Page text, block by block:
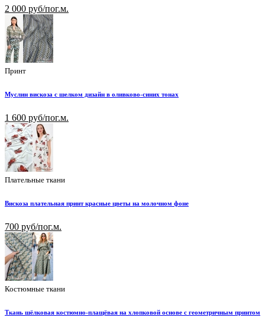
2 000 руб/пог.м.
Принт
Муслин вискоза с шелком дизайн в оливково-синих тонах
1 600 руб/пог.м.
Плательные ткани
Вискоза плательная принт красные цветы на молочном фоне
700 руб/пог.м.
Костюмные ткани
Ткань шёлковая костюмно-плащёвая на хлопковой основе с геометричным принтом